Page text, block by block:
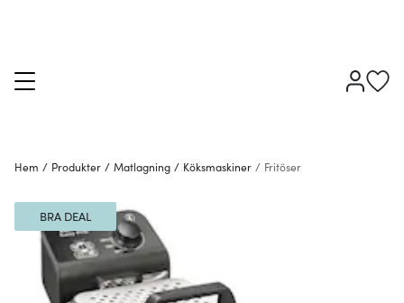
Hem / Produkter / Matlagning / Köksmaskiner / Fritöser
BRA DEAL